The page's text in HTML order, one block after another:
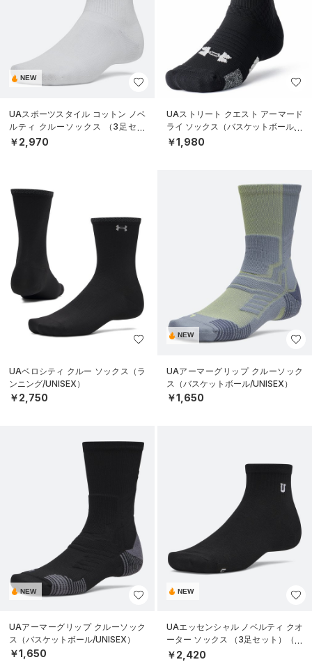
NEW
UAスポーツスタイル コットン ノベ
ルティ クルーソックス （3足セッ
ト）（トレーニング/UNISEX）
￥2,970
UAストリート クエスト アーマード
ライ ソックス（バスケットボール/U
NISEX）
￥1,980
UAベロシティ クルー ソックス（ラ
ンニング/UNISEX）
￥2,750
NEW
UAアーマーグリップ クルーソック
ス（バスケットボール/UNISEX）
￥1,650
NEW
UAアーマーグリップ クルーソック
ス（バスケットボール/UNISEX）
￥1,650
NEW
UAエッセンシャル ノベルティ クオ
ーター ソックス （3足セット）（ラ
イフスタイル/UNISEX）
￥2,420